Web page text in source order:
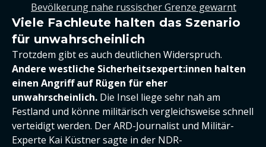
Bevölkerung nahe russischer Grenze gewarnt
Viele Fachleute halten das Szenario
für unwahrscheinlich
Trotzdem gibt es auch deutlichen Widerspruch.
Andere westliche Sicherheitsexpert:innen halten
einen Angriff auf Rügen für eher
unwahrscheinlich. Die Insel liege sehr nah am
Festland und könne militärisch vergleichsweise schnell
verteidigt werden. Der ARD-Journalist und Militär-
Experte Kai Küstner sagte in der NDR-